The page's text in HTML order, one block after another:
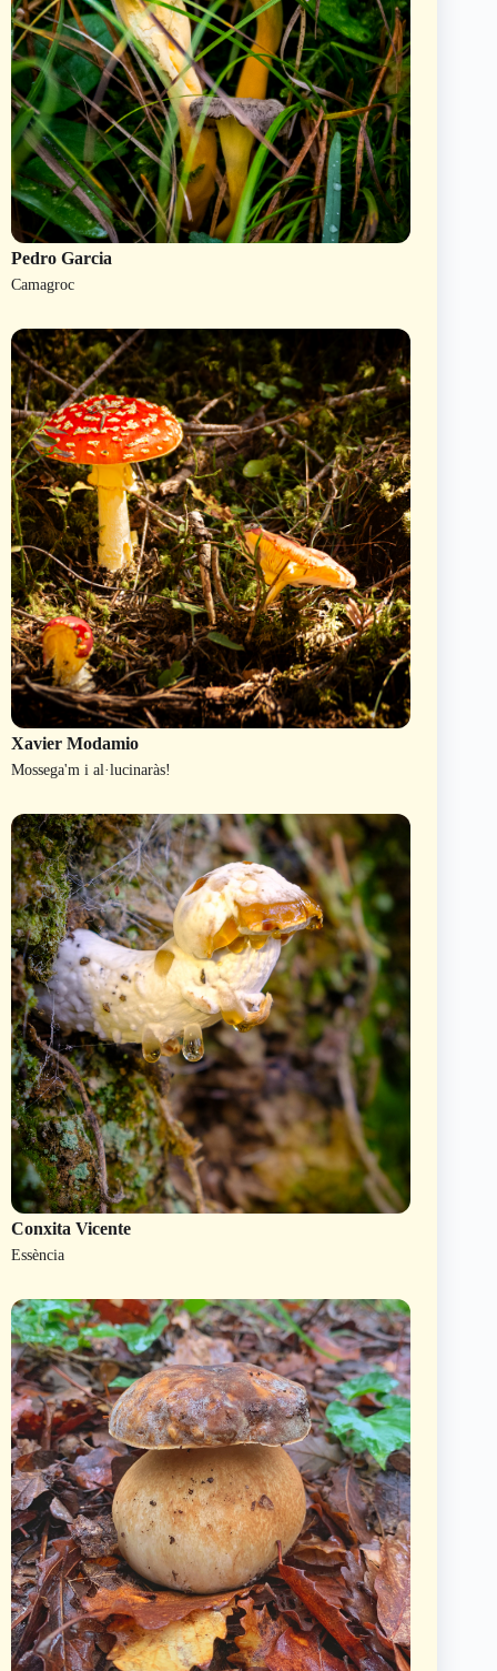
Pedro Garcia
Camagroc
Xavier Modamio
Mossega'm i al·lucinaràs!
Conxita Vicente
Essència